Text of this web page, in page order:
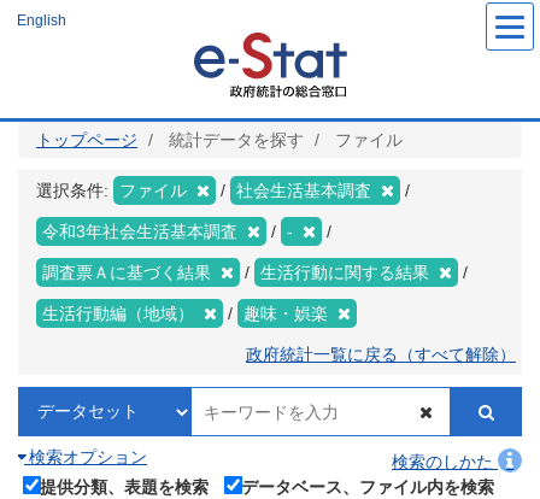
ツ
English
トップページ 統計データを探す ファイル
選択条件: ファイル 社会生活基本調査
令和3年社会生活基本調査 -
調査票Ａに基づく結果 生活行動に関する結果
生活行動編（地域） 趣味・娯楽
政府統計一覧に戻る（すべて解除）
検索オプション
検索のしかた
提供分類、表題を検索
データベース、ファイル内を検索